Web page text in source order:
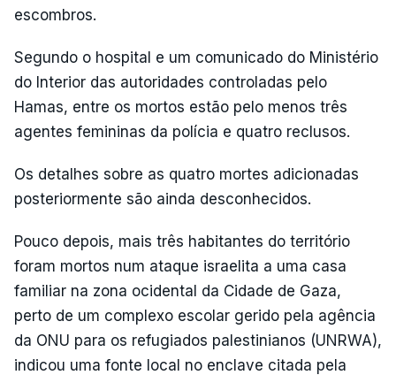
escombros.
Segundo o hospital e um comunicado do Ministério
do Interior das autoridades controladas pelo
Hamas, entre os mortos estão pelo menos três
agentes femininas da polícia e quatro reclusos.
Os detalhes sobre as quatro mortes adicionadas
posteriormente são ainda desconhecidos.
Pouco depois, mais três habitantes do território
foram mortos num ataque israelita a uma casa
familiar na zona ocidental da Cidade de Gaza,
perto de um complexo escolar gerido pela agência
da ONU para os refugiados palestinianos (UNRWA),
indicou uma fonte local no enclave citada pela